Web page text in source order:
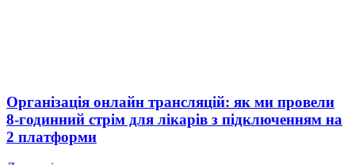
Організація онлайн трансляцій: як ми провели
8-годинний стрім для лікарів з підключенням на
2 платформи